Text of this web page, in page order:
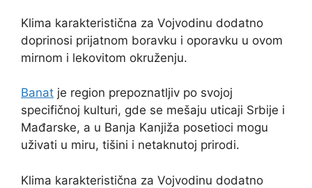
Klima karakteristična za Vojvodinu dodatno
doprinosi prijatnom boravku i oporavku u ovom
mirnom i lekovitom okruženju.
Banat je region prepoznatljiv po svojoj
specifičnoj kulturi, gde se mešaju uticaji Srbije i
Mađarske, a u Banja Kanjiža posetioci mogu
uživati u miru, tišini i netaknutoj prirodi.
Klima karakteristična za Vojvodinu dodatno